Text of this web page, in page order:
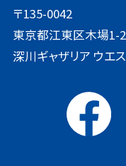
〒135-0042
東京都江東区木場1-
深川ギャザリア ウエ